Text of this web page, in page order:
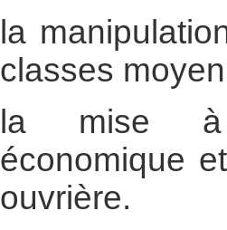
la
classes
la mise à
économique
ouvrière.